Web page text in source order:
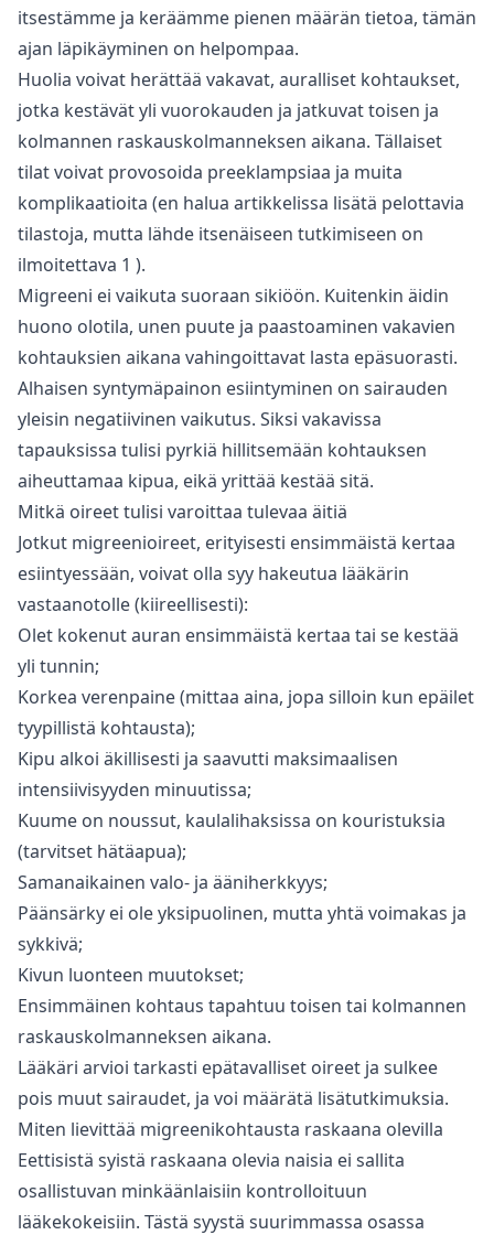
itsestämme ja keräämme pienen määrän tietoa, tämän
ajan läpikäyminen on helpompaa.
Huolia voivat herättää vakavat, auralliset kohtaukset,
jotka kestävät yli vuorokauden ja jatkuvat toisen ja
kolmannen raskauskolmanneksen aikana. Tällaiset
tilat voivat provosoida preeklampsiaa ja muita
komplikaatioita (en halua artikkelissa lisätä pelottavia
tilastoja, mutta lähde itsenäiseen tutkimiseen on
ilmoitettava 1 ).
Migreeni ei vaikuta suoraan sikiöön. Kuitenkin äidin
huono olotila, unen puute ja paastoaminen vakavien
kohtauksien aikana vahingoittavat lasta epäsuorasti.
Alhaisen syntymäpainon esiintyminen on sairauden
yleisin negatiivinen vaikutus. Siksi vakavissa
tapauksissa tulisi pyrkiä hillitsemään kohtauksen
aiheuttamaa kipua, eikä yrittää kestää sitä.
Mitkä oireet tulisi varoittaa tulevaa äitiä
Jotkut migreenioireet, erityisesti ensimmäistä kertaa
esiintyessään, voivat olla syy hakeutua lääkärin
vastaanotolle (kiireellisesti):
Olet kokenut auran ensimmäistä kertaa tai se kestää
yli tunnin;
Korkea verenpaine (mittaa aina, jopa silloin kun epäilet
tyypillistä kohtausta);
Kipu alkoi äkillisesti ja saavutti maksimaalisen
intensiivisyyden minuutissa;
Kuume on noussut, kaulalihaksissa on kouristuksia
(tarvitset hätäapua);
Samanaikainen valo- ja ääniherkkyys;
Päänsärky ei ole yksipuolinen, mutta yhtä voimakas ja
sykkivä;
Kivun luonteen muutokset;
Ensimmäinen kohtaus tapahtuu toisen tai kolmannen
raskauskolmanneksen aikana.
Lääkäri arvioi tarkasti epätavalliset oireet ja sulkee
pois muut sairaudet, ja voi määrätä lisätutkimuksia.
Miten lievittää migreenikohtausta raskaana olevilla
Eettisistä syistä raskaana olevia naisia ei sallita
osallistuvan minkäänlaisiin kontrolloituun
lääkekokeisiin. Tästä syystä suurimmassa osassa